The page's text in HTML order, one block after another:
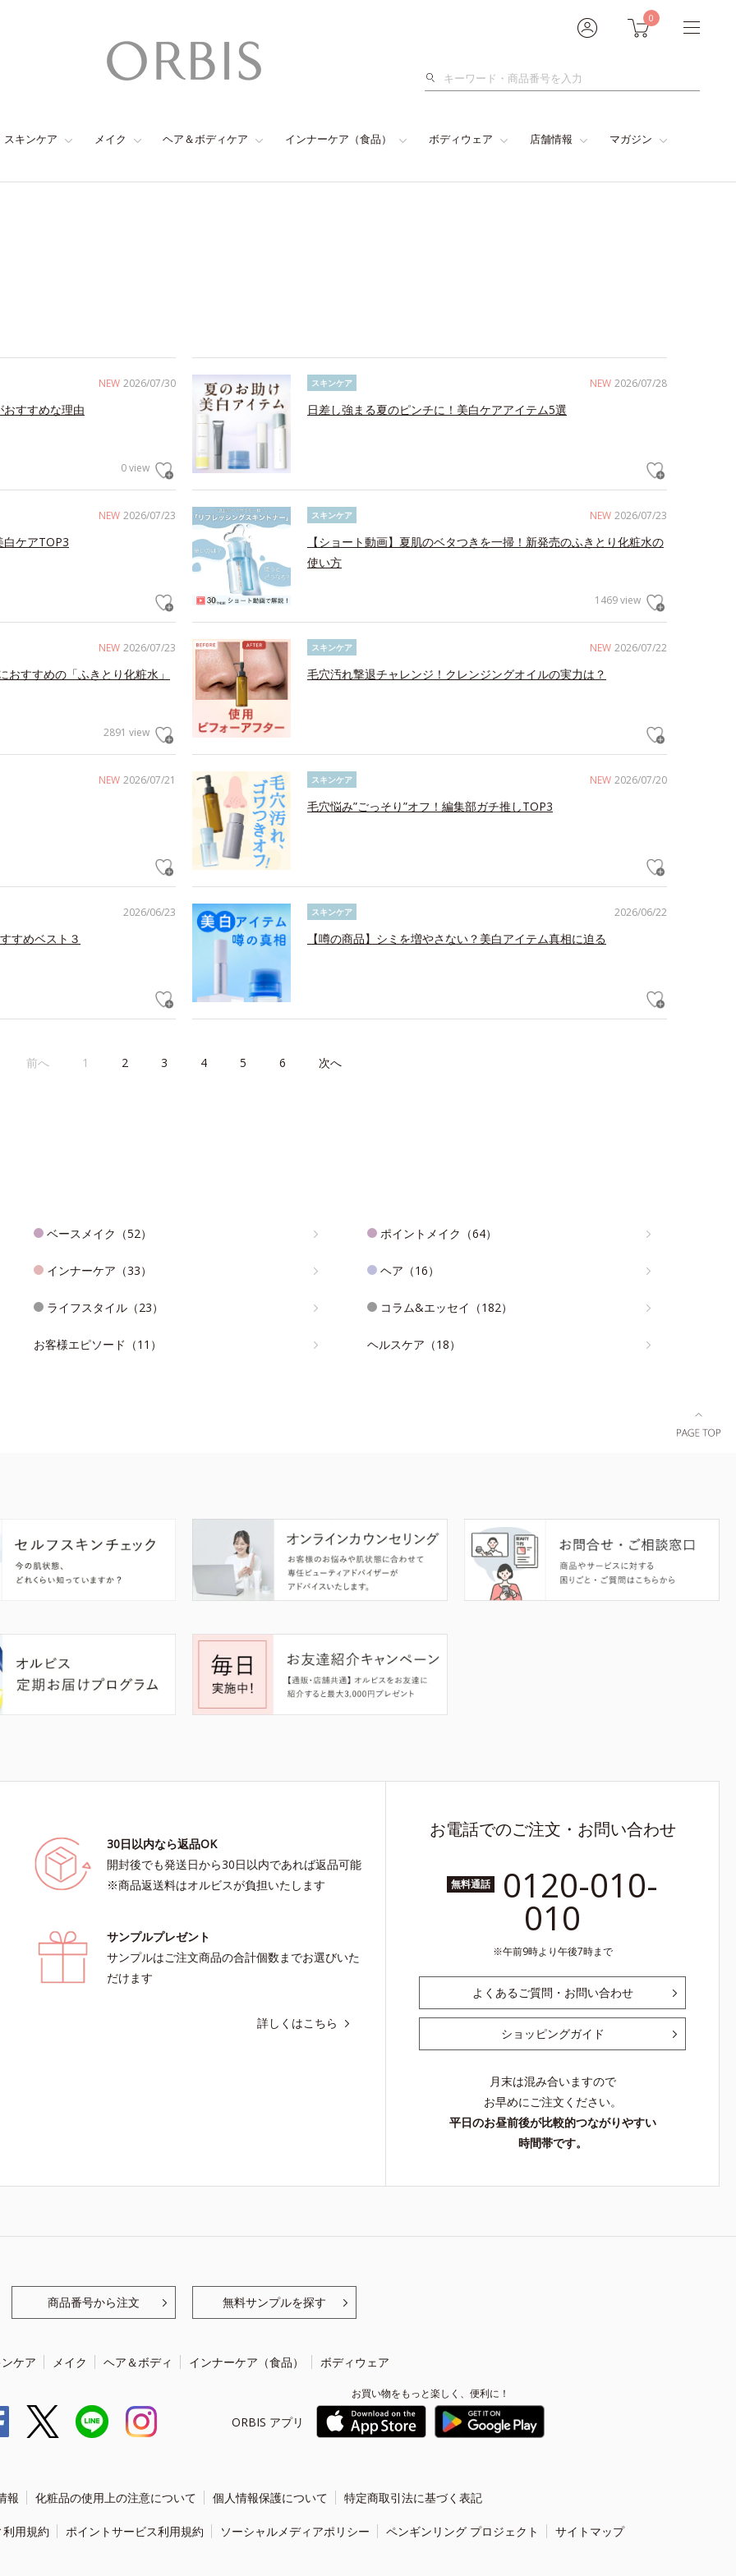
0
検
スキンケア メイク ヘア＆ボディケア インナーケア（食品） ボディウェア 店舗情報 マガジン
NEW 2026/07/30
すすめな理由
0 view
NEW 2026/07/28
スキンケア
日差し強まる夏のピンチに！美白ケアアイテム5選
NEW 2026/07/23
ケアTOP3
NEW 2026/07/23
スキンケア
【ショート動画】夏肌のベタつきを一掃！新発売のふきとり化粧水の
使い方
1469 view
NEW 2026/07/23
すすめの「ふきとり化粧水」
2891 view
NEW 2026/07/22
スキンケア
毛穴汚れ撃退チャレンジ！クレンジングオイルの実力は？
NEW 2026/07/21 NEW 2026/07/20
スキンケア
毛穴悩み”ごっそり”オフ！編集部ガチ推しTOP3
2026/06/23
すめベスト３
2026/06/22
スキンケア
【噂の商品】シミを増やさない？美白アイテム真相に迫る
前へ 1 2 3 4 5 6 次へ
ベースメイク（52） ポイントメイク（64）
インナーケア（33） ヘア（16）
ライフスタイル（23） コラム&エッセイ（182）
お客様エピソード（11） ヘルスケア（18）
30日以内なら返品OK
開封後でも発送日から30日以内であれば返品可能
※商品返送料はオルビスが負担いたします
サンプルプレゼント
サンプルはご注文商品の合計個数までお選びいた
だけます
詳しくはこちら
お電話でのご注文・お問い合わせ
無料通話 0120-010-
010
午前9時より午後7時まで
よくあるご質問・お問い合わせ
ショッピングガイド
月末は混み合いますので
お早めにご注文ください。
平日のお昼前後が比較的つながりやすい
時間帯です。
商品番号から注文 無料サンプルを探す
ケア メイク ヘア＆ボディ インナーケア（食品） ボディウェア
ORBIS アプリ
お買い物をもっと楽しく、便利に！
報 化粧品の使用上の注意について 個人情報保護について 特定商取引法に基づく表記
用規約 ポイントサービス利用規約 ソーシャルメディアポリシー ペンギンリング プロジェクト サイトマップ